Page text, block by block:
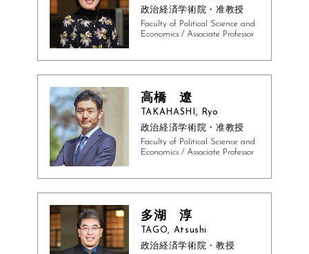
政治経済学術院・准教授
Faculty of Political Science and
Economics / Associate Professor
高橋 遼
TAKAHASHI, Ryo
政治経済学術院・准教授
Faculty of Political Science and
Economics / Associate Professor
多湖 淳
TAGO, Atsushi
政治経済学術院・教授